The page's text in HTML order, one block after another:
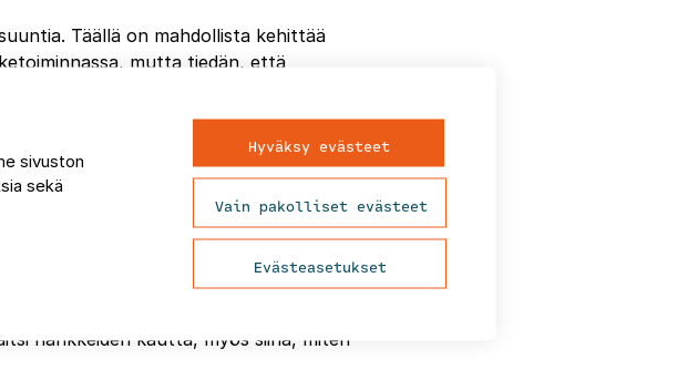
Täällä on mahdollista kehittää
mutta tiedän, että
tekijät”
hankkeiden kautta, myös siinä, miten
sivuston
sekä
Hyväksy evästeet
Vain pakolliset evästeet
Evästeasetukset